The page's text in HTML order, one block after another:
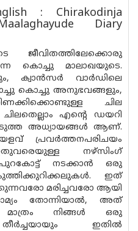
: Chirakodinja
Diary
കൊച്ചു മാലാഖയുടെ.
ക്വാൻസർ വാർഡിലെ
കൊച്ചു അനുഭവങ്ങളും,
ചില
എൻ്റെ ഡയറി
അധ്യായങ്ങൾ ആണ്.
പ്രവർത്തനപരിചയം
നഴ്‌സിംഗ്
പുറകോട്ട് നടക്കാൻ ഒരു
ഇത്
മരിച്ചവരോ ആയി
തോന്നിയാൽ, അത്
മാത്രം നിങ്ങൾ ഒരു
ഇതിൽ